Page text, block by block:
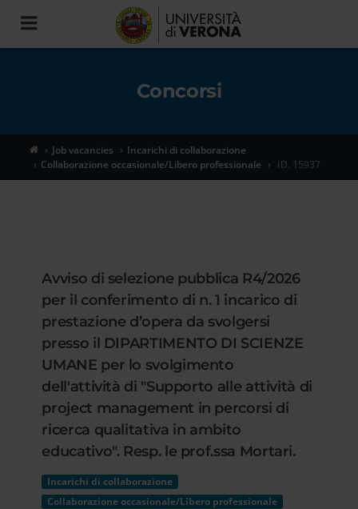
Toggle
navigation
Concorsi
Job vacancies
Incarichi di collaborazione
Collaborazione occasionale/Libero professionale
ID. 15937
Avviso di selezione pubblica R4/2026
per il conferimento di n. 1 incarico di
prestazione d’opera da svolgersi
presso il DIPARTIMENTO DI SCIENZE
UMANE per lo svolgimento
dell'attività di "Supporto alle attività di
project management in percorsi di
ricerca qualitativa in ambito
educativo". Resp. le prof.ssa Mortari.
Incarichi di collaborazione
Collaborazione occasionale/Libero professionale